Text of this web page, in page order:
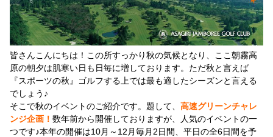
皆さんこんにちは！この所すっかり秋の気候となり、ここ朝霧高
原の朝夕は肌寒い日も日毎に増しております。ただ秋と言えば
『スポーツの秋』ゴルフする上では最も適したシーズンと言える
でしょう♪
そこで秋のイベントのご紹介です。題して、 高速グリーンチャレ
ンジ企画！ 数年前から開催しておりますが、人気のイベントの一
つです♪本年の開催は10月～12月毎月2日間、平日の全6日間を予